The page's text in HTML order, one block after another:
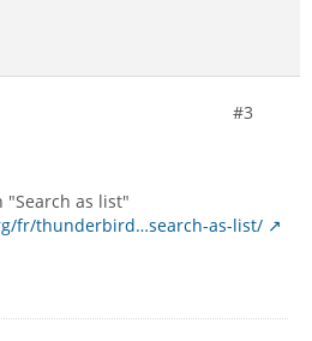
#3
"Search as list"
fr/thunderbird…search-as-list/